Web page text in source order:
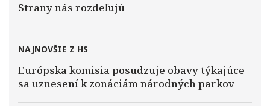
Strany nás rozdeľujú
NAJNOVŠIE Z HS
Európska komisia posudzuje obavy týkajúce
sa uznesení k zonáciám národných parkov